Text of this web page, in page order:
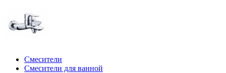
Смесители
Смесители для ванной